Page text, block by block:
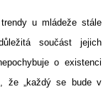
u mládeže stále
součást jejich
o existenci
že „každý se bude v